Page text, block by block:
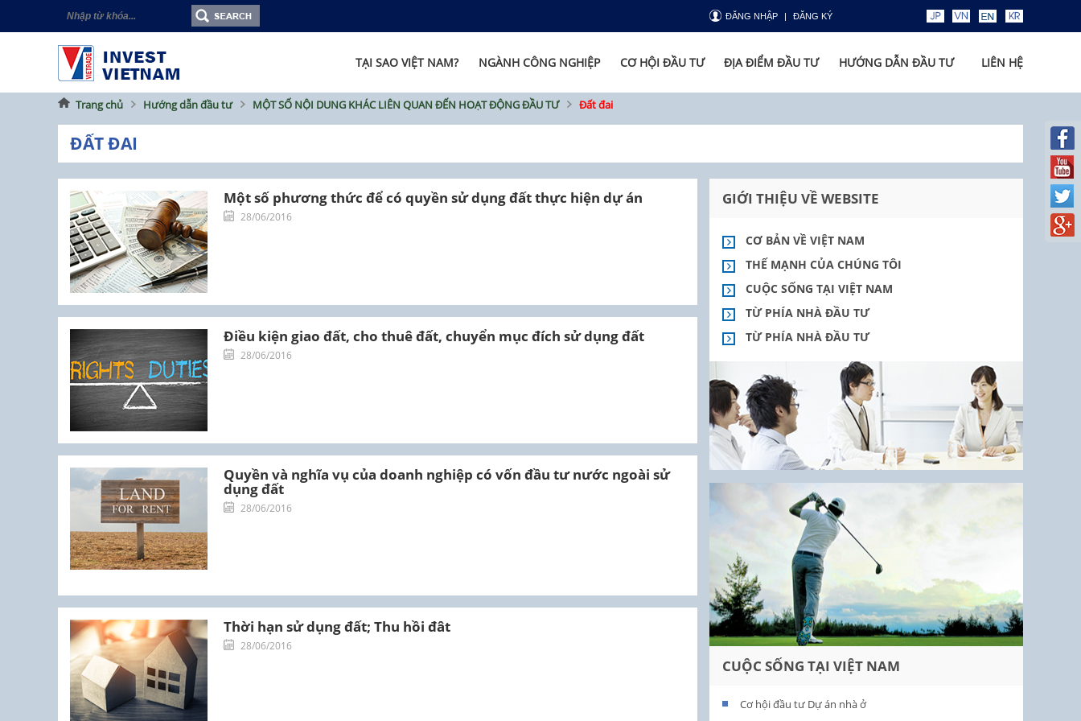
ĐĂNG NHẬP ĐĂNG KÝ
LIÊN HỆ
HƯỚNG DẪN ĐẦU TƯ
ĐỊA ĐIỂM ĐẦU TƯ
CƠ HỘI ĐẦU TƯ
NGÀNH CÔNG NGHIỆP
TẠI SAO VIỆT NAM?
Trang chủ Hướng dẫn đầu tư MỘT SỐ NỘI DUNG KHÁC LIÊN QUAN ĐẾN HOẠT ĐỘNG ĐẦU TƯ Đất đai
ĐẤT ĐAI
Một số phương thức để có quyền sử dụng đất thực hiện dự án
28/06/2016
Điều kiện giao đất, cho thuê đất, chuyển mục đích sử dụng đất
28/06/2016
Quyền và nghĩa vụ của doanh nghiệp có vốn đầu tư nước ngoài sử
dụng đất
28/06/2016
Thời hạn sử dụng đất; Thu hồi đât
28/06/2016
GIỚI THIỆU VỀ WEBSITE
CƠ BẢN VỀ VIỆT NAM
THẾ MẠNH CỦA CHÚNG TÔI
CUỘC SỐNG TẠI VIỆT NAM
TỪ PHÍA NHÀ ĐẦU TƯ
TỪ PHÍA NHÀ ĐẦU TƯ
CUỘC SỐNG TẠI VIỆT NAM
Cơ hội đầu tư Dự án nhà ở